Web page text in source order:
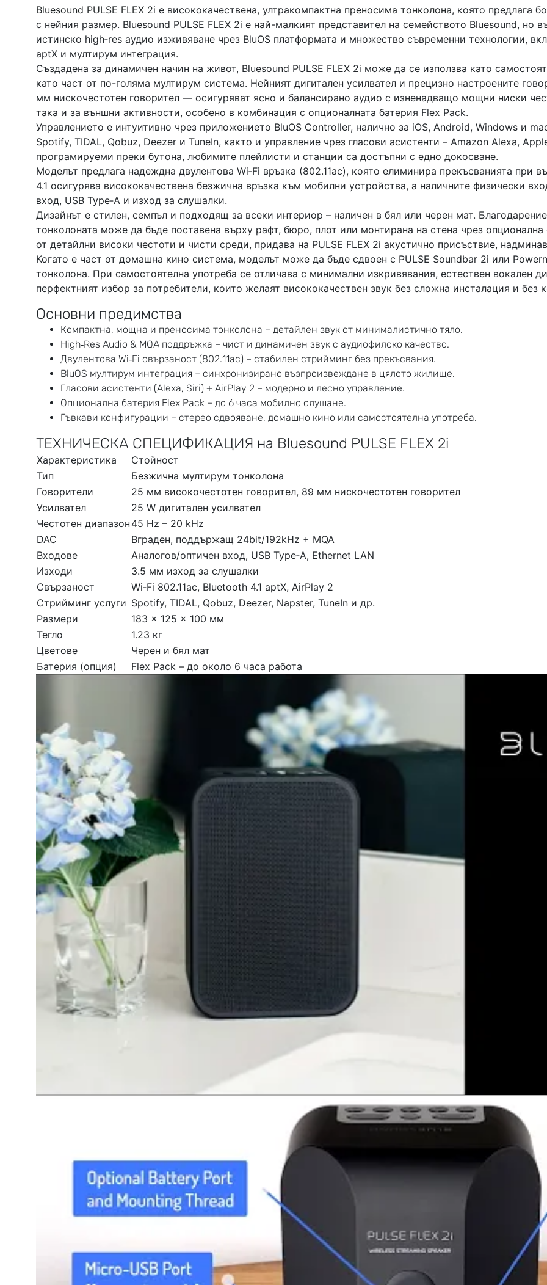
Bluesound PULSE FLEX 2i е висококачествена, ултракомпактна преносима тонколона, която предлага
с нейния размер. Bluesound PULSE FLEX 2i е най-малкият представител на семейството Bluesound, но
истинско high‑res аудио изживяване чрез BluOS платформата и множество съвременни технологии,
aptX и мултирум интеграция.
Създадена за динамичен начин на живот, Bluesound PULSE FLEX 2i може да се използва като
като част от по-голяма мултирум система. Нейният дигитален усилвател и прецизно настроените
мм нискочестотен говорител — осигуряват ясно и балансирано аудио с изненадващо мощни ниски
така и за външни активности, особено в комбинация с опционалната батерия Flex Pack.
Управлението е интуитивно чрез приложението BluOS Controller, налично за iOS, Android, Windows и
Spotify, TIDAL, Qobuz, Deezer и TuneIn, както и управление чрез гласови асистенти – Amazon Alexa,
програмируеми преки бутона, любимите плейлисти и станции са достъпни с едно докосване.
Моделът предлага надеждна двулентова Wi‑Fi връзка (802.11ac), която елиминира прекъсванията при
4.1 осигурява висококачествена безжична връзка към мобилни устройства, а наличните физически
вход, USB Type‑A и изход за слушалки.
Дизайнът е стилен, семпъл и подходящ за всеки интериор – наличен в бял или черен мат.
тонколоната може да бъде поставена върху рафт, бюро, плот или монтирана на стена чрез
от детайлни високи честоти и чисти среди, придава на PULSE FLEX 2i акустично присъствие,
Когато е част от домашна кино система, моделът може да бъде сдвоен с PULSE Soundbar 2i или
тонколона. При самостоятелна употреба се отличава с минимални изкривявания, естествен вокален
перфектният избор за потребители, които желаят висококачествен звук без сложна инсталация и
Основни предимства
Компактна, мощна и преносима тонколона – детайлен звук от минималистично тяло.
High‑Res Audio & MQA поддръжка – чист и динамичен звук с аудиофилско качество.
Двулентова Wi‑Fi свързаност (802.11ac) – стабилен стрийминг без прекъсвания.
BluOS мултирум интеграция – синхронизирано възпроизвеждане в цялото жилище.
Гласови асистенти (Alexa, Siri) + AirPlay 2 – модерно и лесно управление.
Опционална батерия Flex Pack – до 6 часа мобилно слушане.
Гъвкави конфигурации – стерео сдвояване, домашно кино или самостоятелна употреба.
ТЕХНИЧЕСКА СПЕЦИФИКАЦИЯ на Bluesound PULSE FLEX 2i
Характеристика
Стойност
Тип
Безжична мултирум тонколона
Говорители
25 мм високочестотен говорител, 89 мм нискочестотен говорител
Усилвател
25 W дигитален усилвател
Честотен диапазон 45 Hz – 20 kHz
DAC
Вграден, поддържащ 24bit/192kHz + MQA
Входове
Аналогов/оптичен вход, USB Type‑A, Ethernet LAN
Изходи
3.5 мм изход за слушалки
Свързаност
Wi‑Fi 802.11ac, Bluetooth 4.1 aptX, AirPlay 2
Стрийминг услуги Spotify, TIDAL, Qobuz, Deezer, Napster, TuneIn и др.
Размери
183 × 125 × 100 мм
Тегло
1.23 кг
Цветове
Черен и бял мат
Батерия (опция)
Flex Pack – до около 6 часа работа